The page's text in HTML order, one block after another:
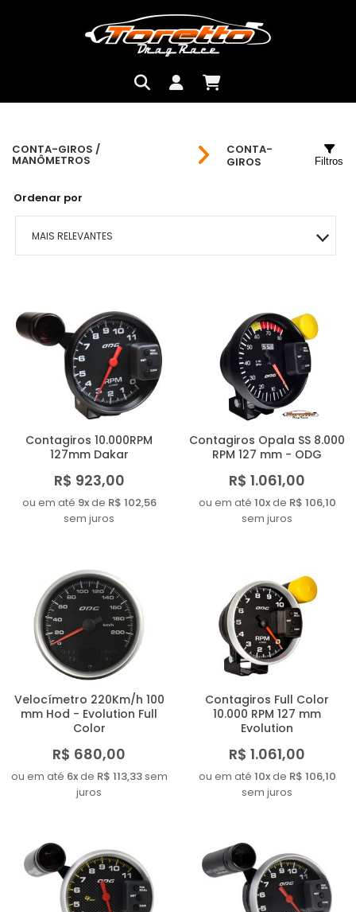
CONTA-GIROS /
MANÔMETROS
CONTA-
GIROS
Ordenar por
MAIS RELEVANTES
MENOR PREÇO
MAIOR PREÇO
Filtros
Contagiros 10.000RPM
127mm Dakar
R$ 923,00
ou em até 9xde R$ 102,56
sem juros
Contagiros Opala SS 8.000
RPM 127 mm - ODG
R$ 1.061,00
ou em até 10xde R$ 106,10
sem juros
Velocímetro 220Km/h 100
mm Hod - Evolution Full
Color
R$ 680,00
ou em até 6xde R$ 113,33sem
juros
Contagiros Full Color
10.000 RPM 127 mm
Evolution
R$ 1.061,00
ou em até 10xde R$ 106,10
sem juros